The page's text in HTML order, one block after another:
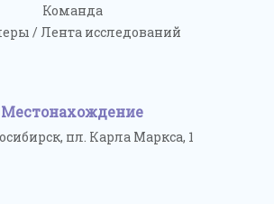
Команда
/ Лента исследований
Местонахождение
пл. Карла Маркса, 1